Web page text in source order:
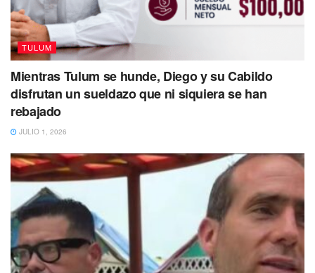
TULUM
Mientras Tulum se hunde, Diego y su Cabildo
disfrutan un sueldazo que ni siquiera se han
rebajado
JULIO 1, 2026